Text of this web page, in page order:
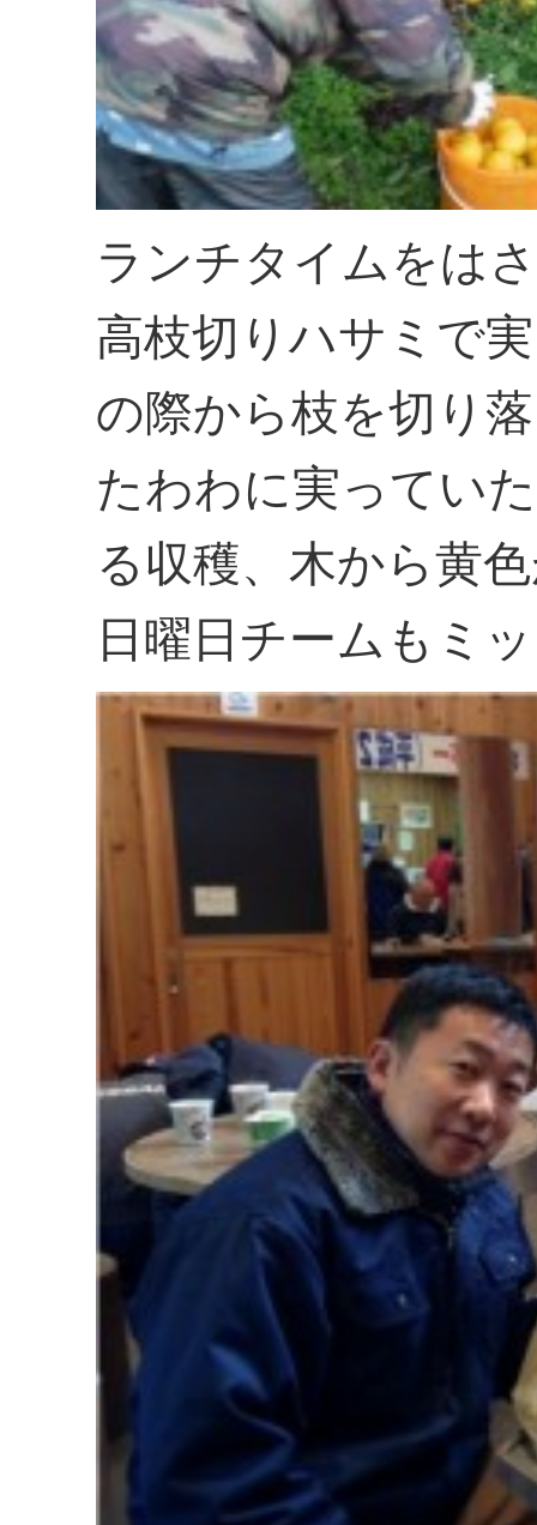
ランチタイムをは
高枝切りハサミで
の際から枝を切り
たわわに実ってい
る収穫、木から黄
日曜日チームもミ